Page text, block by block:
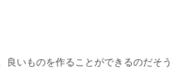
良いものを作ることができるのだそう